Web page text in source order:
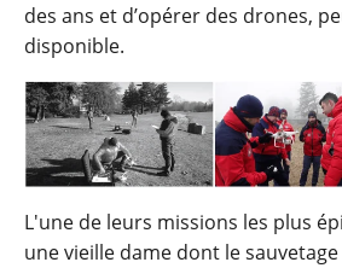
des ans et d’opérer des drones,
disponible.
L'une de leurs missions les plus
une vieille dame dont le